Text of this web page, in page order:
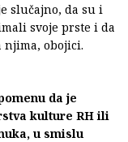
slučajno, da su i
svoje prste i da
njima, obojici.
da je
kulture RH ili
u smislu